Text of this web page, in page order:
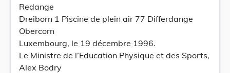
Redange
Dreiborn 1 Piscine de plein air 77 Differdange
Obercorn
Luxembourg, le 19 décembre 1996.
Le Ministre de l’Education Physique et des Sports,
Alex Bodry